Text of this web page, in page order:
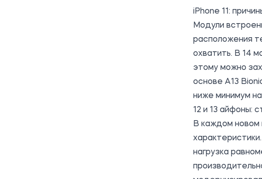
iPhone 11:
Модули
расположения
охватить. В 14
этому можно
основе A13
ниже минимум на
12 и 13 айфоны:
В каждом новом
нагрузка